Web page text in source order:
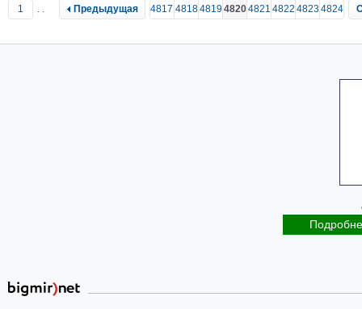
1 .. Предыдущая 4817 4818481948204821 4822 48234824